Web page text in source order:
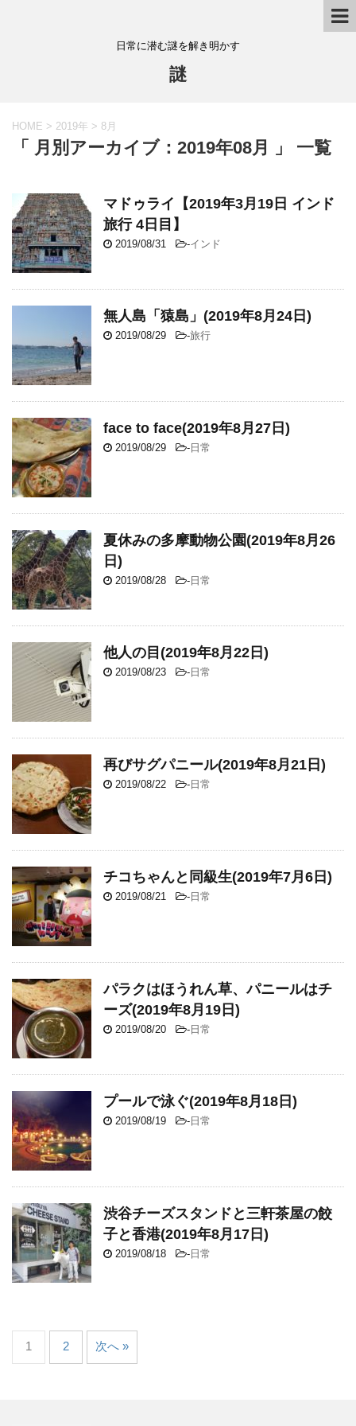
日常に潜む謎を解き明かす
謎
HOME > 2019年 > 8月
「 月別アーカイブ：2019年08月 」 一覧
マドゥライ【2019年3月19日 インド
旅行 4日目】
2019/08/31 -インド
無人島「猿島」(2019年8月24日)
2019/08/29 -旅行
face to face(2019年8月27日)
2019/08/29 - 日常
夏休みの多摩動物公園(2019年8月26
日)
2019/08/28 - 日常
他人の目(2019年8月22日)
2019/08/23 - 日常
再びサグパニール(2019年8月21日)
2019/08/22 - 日常
チコちゃんと同級生(2019年7月6日)
2019/08/21 - 日常
パラクはほうれん草、パニールはチ
ーズ(2019年8月19日)
2019/08/20 - 日常
プールで泳ぐ(2019年8月18日)
2019/08/19 - 日常
渋谷チーズスタンドと三軒茶屋の餃
子と香港(2019年8月17日)
2019/08/18 - 日常
1 2 次へ »